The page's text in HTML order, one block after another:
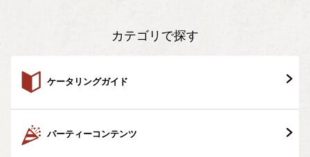
カテゴリで探す
ケータリングガイド
パーティーコンテンツ